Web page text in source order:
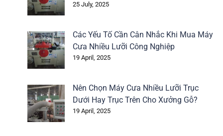
25 July, 2025
Các Yếu Tố Cần Cân Nhắc Khi Mua Máy
Cưa Nhiều Lưỡi Công Nghiệp
19 April, 2025
Nên Chọn Máy Cưa Nhiều Lưỡi Trục
Dưới Hay Trục Trên Cho Xưởng Gỗ?
19 April, 2025